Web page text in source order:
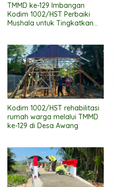
TMMD ke-129 Imbangan
Kodim 1002/HST Perbaiki
Mushala untuk Tingkatkan
Kodim 1002/HST rehabilitasi
rumah warga melalui TMMD
ke-129 di Desa Awang